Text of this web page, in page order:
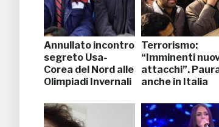
Annullato incontro
segreto Usa-
Corea del Nord alle
Olimpiadi Invernali
Terrorismo:
“Imminenti
attacchi”.
anche in Italia